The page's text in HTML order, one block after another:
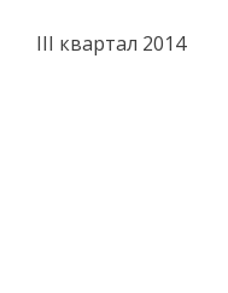
III квартал 2014